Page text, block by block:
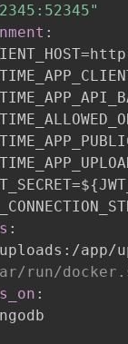
:
{
:
: /app/
run/
: